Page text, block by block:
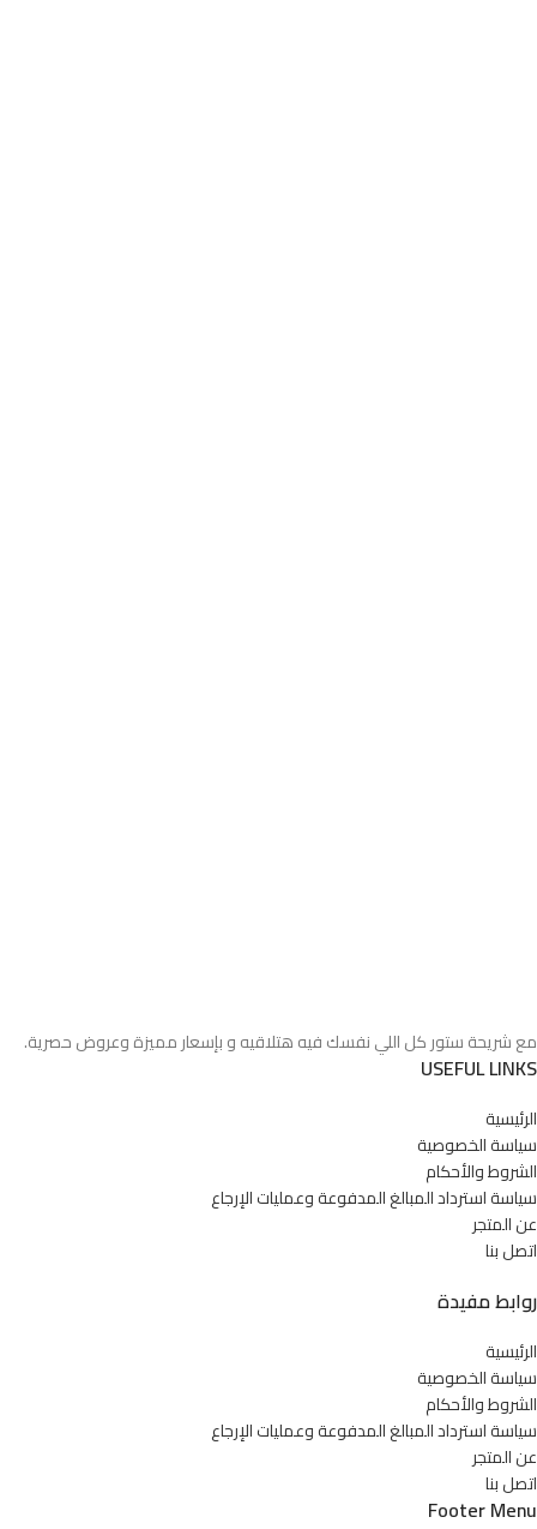
مع شريحة ستور كل اللي نفسك فيه هتلاقيه و بإسعار مميزة وعروض حصرية.
USEFUL LINKS
الرئيسية
سياسة الخصوصية
الشروط والأحكام
سياسة استرداد المبالغ المدفوعة وعمليات الإرجاع
عن المتجر
اتصل بنا
روابط مفيدة
الرئيسية
سياسة الخصوصية
الشروط والأحكام
سياسة استرداد المبالغ المدفوعة وعمليات الإرجاع
عن المتجر
اتصل بنا
Footer Menu